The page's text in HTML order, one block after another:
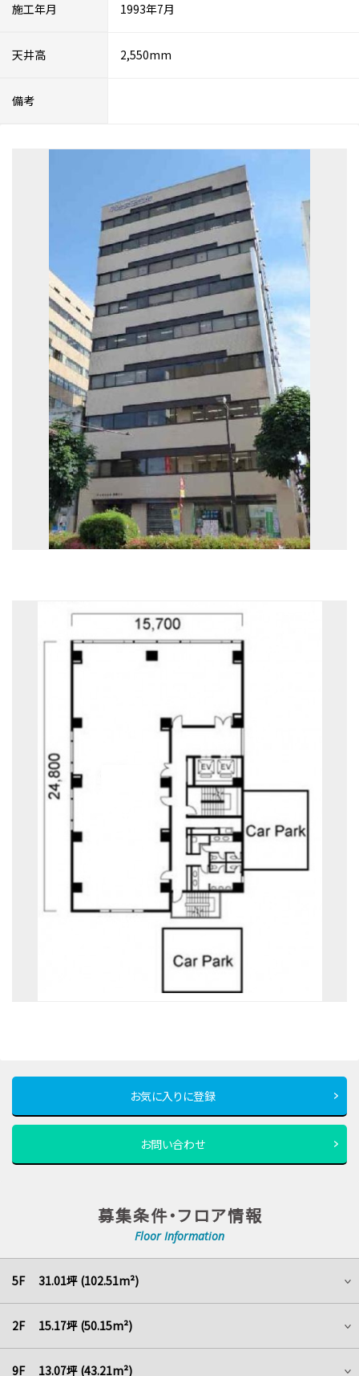
施工年月 1993年7月
天井高 2,550mm
備考
お気に入りに登録
お問い合わせ
募集条件・フロア情報
Floor Information
5F 31.01坪 (102.51m²)
2F 15.17坪 (50.15m²)
9F 13.07坪 (43.21m²)